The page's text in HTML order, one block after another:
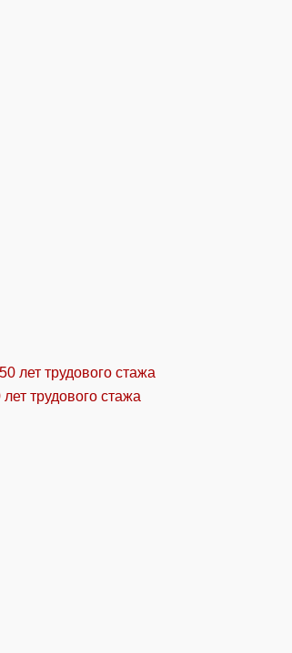
трудового стажа